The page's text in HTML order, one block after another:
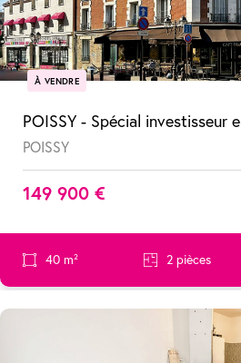
À VENDRE
POISSY
149 900 €
40 m² 2 pièces